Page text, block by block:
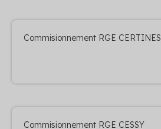
Commisionnement RGE CERTINES
Commisionnement RGE CESSY